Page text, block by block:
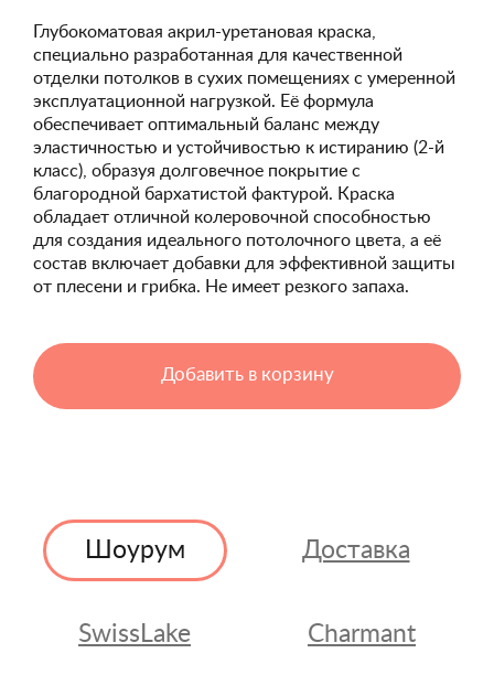
Глубокоматовая акрил-уретановая краска,
специально разработанная для качественной
отделки потолков в сухих помещениях с умеренной
эксплуатационной нагрузкой. Её формула
обеспечивает оптимальный баланс между
эластичностью и устойчивостью к истиранию (2-й
класс), образуя долговечное покрытие с
благородной бархатистой фактурой. Краска
обладает отличной колеровочной способностью
для создания идеального потолочного цвета, а её
состав включает добавки для эффективной защиты
от плесени и грибка. Не имеет резкого запаха.
Добавить в корзину
Шоурум Доставка
SwissLake Charmant